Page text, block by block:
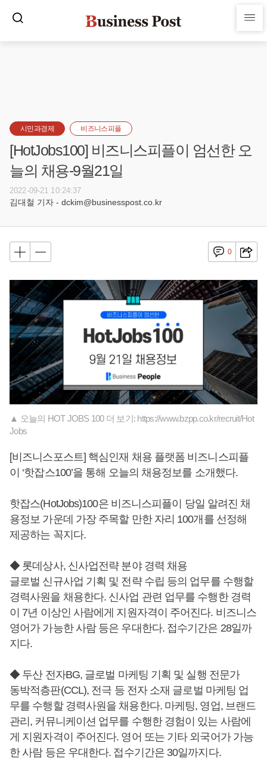
시민과경제 비즈니스피플
[HotJobs100] 비즈니스피플이 엄선한 오
늘의 채용-9월21일
2022-09-21 10:24:37
김대철 기자 - dckim@businesspost.co.kr
0
▲ 오늘의 HOT JOBS 100 더 보기: https://www.bzpp.co.kr/recruit/Hot
Jobs
[비즈니스포스트] 핵심인재 채용 플랫폼 비즈니스피플
이 ‘핫잡스100’을 통해 오늘의 채용정보를 소개했다.
핫잡스(HotJobs)100은 비즈니스피플이 당일 알려진 채
용정보 가운데 가장 주목할 만한 자리 100개를 선정해
제공하는 꼭지다.
◆ 롯데상사, 신사업전략 분야 경력 채용
글로벌 신규사업 기획 및 전략 수립 등의 업무를 수행할
경력사원을 채용한다. 신사업 관련 업무를 수행한 경력
이 7년 이상인 사람에게 지원자격이 주어진다. 비즈니스
영어가 가능한 사람 등은 우대한다. 접수기간은 28일까
지다.
◆ 두산 전자BG, 글로벌 마케팅 기획 및 실행 전문가
동박적층판(CCL), 전극 등 전자 소재 글로벌 마케팅 업
무를 수행할 경력사원을 채용한다. 마케팅, 영업, 브랜드
관리, 커뮤니케이션 업무를 수행한 경험이 있는 사람에
게 지원자격이 주어진다. 영어 또는 기타 외국어가 가능
한 사람 등은 우대한다. 접수기간은 30일까지다.